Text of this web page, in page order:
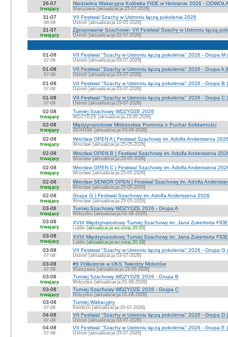
26-07
trwający
Niedzielna Wakacyjna Kołówka FIDE w Hetmanie 2026 -
Warszawa [aktualizacja:25-07-2026]
31-07
08-08
VII Festiwal Szachy w Ustroniu łączą pokolenia 2026
Ustroń [aktualizacja:10-05-2026]
31-07
trwający
Zgrupowanie Szachowe- VII Festiwal Szachy w Ustroniu łączą
Ustroń [aktualizacja:02-07-2026]
01-08
07-08
VII Festiwal "Szachy w Ustroniu łączą pokolenia" 2026 - Grupa M
Ustroń [aktualizacja:03-07-2026]
01-08
07-08
VII Festiwal "Szachy w Ustroniu łączą pokolenia" 2026 - Grupa A
Ustroń [aktualizacja:03-07-2026]
01-08
07-08
VII Festiwal "Szachy w Ustroniu łączą pokolenia" 2026 - Grupa B
Ustroń [aktualizacja:03-07-2026]
01-08
07-08
VII Festiwal "Szachy w Ustroniu łączą pokolenia" 2026 - Grupa C
Ustroń [aktualizacja:03-07-2026]
02-08
trwający
Turniej Szachowy WDZYDZE 2026
WDZYDZE [aktualizacja:23-05-2026]
02-08
trwający
Międzynarodowe Mistrzostwa Pomorza o Puchar Solidarności
GDAŃSK [aktualizacja:03-08-2026]
02-08
trwający
Wrocław OPEN A | Festiwal Szachowy im. Adolfa Anderssena
Wrocław [aktualizacja:25-05-2026]
02-08
trwający
Wrocław OPEN B | Festiwal Szachowy im. Adolfa Anderssena
Wrocław [aktualizacja:25-05-2026]
02-08
trwający
Wrocław OPEN C | Festiwal Szachowy im. Adolfa Anderssena
Wrocław [aktualizacja:25-05-2026]
02-08
trwający
Wrocław SENIOR OPEN | Festiwal Szachowy im. Adolfa
Wrocław [aktualizacja:25-05-2026]
02-08
trwający
Grupa G | Festiwal Szachowy im. Adolfa Anderssena 2026
Wrocław [aktualizacja:25-05-2026]
03-08
trwający
Turniej Szachowy WDZYDZE 2026 - Grupa A
Wdzydze [aktualizacja:01-08-2026]
03-08
trwający
XVIII Międzynarodowy Turniej Szachowy im. Jana Zukertorta
Lublin [aktualizacja:wczoraj 20:03]
03-08
trwający
XVIII Międzynarodowy Turniej Szachowy im. Jana Zukertorta
Lublin [aktualizacja:wczoraj 20:19]
03-08
07-08
VII Festiwal "Szachy w Ustroniu łączą pokolenia" 2026 - Grupa G
Ustroń [aktualizacja:03-07-2026]
03-08
07-08
#6 Półkolonie w UKS Twierdzy Mokotów
Warszawa [aktualizacja:15-05-2026]
03-08
trwający
Turniej Szachowy WDZYDZE 2026 - Grupa B
Wdzydze [aktualizacja:01-08-2026]
03-08
trwający
Turniej Szachowy WDZYDZE 2026 - Grupa C
Wdzydze [aktualizacja:01-08-2026]
03-08
07-08
Turniej Wakacyjny
Kwidzyn [aktualizacja:20-07-2026]
04-08
07-08
VII Festiwal "Szachy w Ustroniu łączą pokolenia" 2026 - Grupa D
Ustroń [aktualizacja:03-07-2026]
04-08
07-08
VII Festiwal "Szachy w Ustroniu łączą pokolenia" 2026 - Grupa E
Ustroń [aktualizacja:03-07-2026]